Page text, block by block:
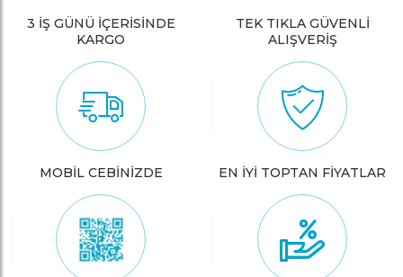
3 İŞ GÜNÜ İÇERİSİNDE
KARGO
TEK TIKLA GÜVENLİ
ALIŞVERİŞ
MOBİL CEBİNİZDE EN İYİ TOPTAN FİYATLAR